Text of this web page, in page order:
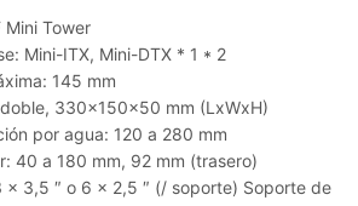
Mini Tower
Mini-ITX, Mini-DTX * 1 * 2
145 mm
330x150x50 mm (LxWxH)
por agua: 120 a 280 mm
40 a 180 mm, 92 mm (trasero)
x 3,5 ″ o 6 x 2,5 ″ (/ soporte) Soporte de